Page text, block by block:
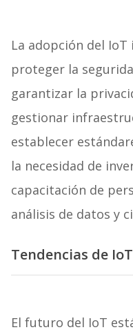
La adopción del
proteger la
garantizar la
gestionar
establecer
la necesidad de
capacitación de
análisis de datos y
Tendencias de IoT
El futuro del IoT